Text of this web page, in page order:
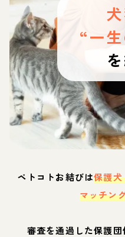
“一
ペトコトお結びは保護
マッチン
審査を通過した保護団